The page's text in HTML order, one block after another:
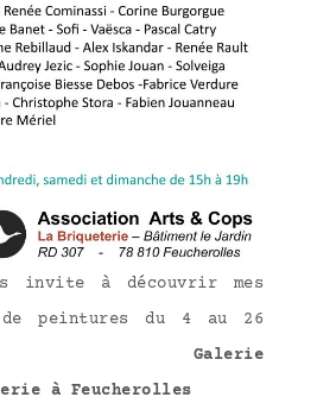
à découvrir mes
peintures du 4 au 26
. Galerie
à Feucherolles